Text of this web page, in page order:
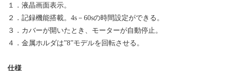
１． 液晶画面表示。
２．記録機能搭載 。4s－60sの時間設定ができる。
３．カバーが開いたとき、モーターが自動停止。
４．金属ホルダは”8”モデルを回転させる。
仕様